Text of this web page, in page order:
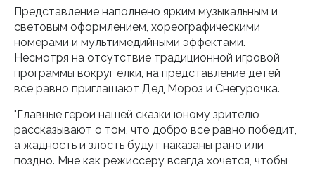
Представление наполнено ярким музыкальным и
световым оформлением, хореографическими
номерами и мультимедийными эффектами.
Несмотря на отсутствие традиционной игровой
программы вокруг елки, на представление детей
все равно приглашают Дед Мороз и Снегурочка.
"Главные герои нашей сказки юному зрителю
рассказывают о том, что добро все равно победит,
а жадность и злость будут наказаны рано или
поздно. Мне как режиссеру всегда хочется, чтобы